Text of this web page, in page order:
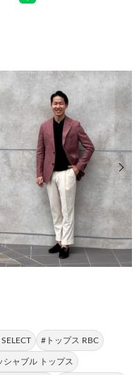
次の
#トップス RBC
シャブル トップス